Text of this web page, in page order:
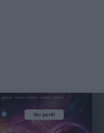
Ver perfil
Ver perfil